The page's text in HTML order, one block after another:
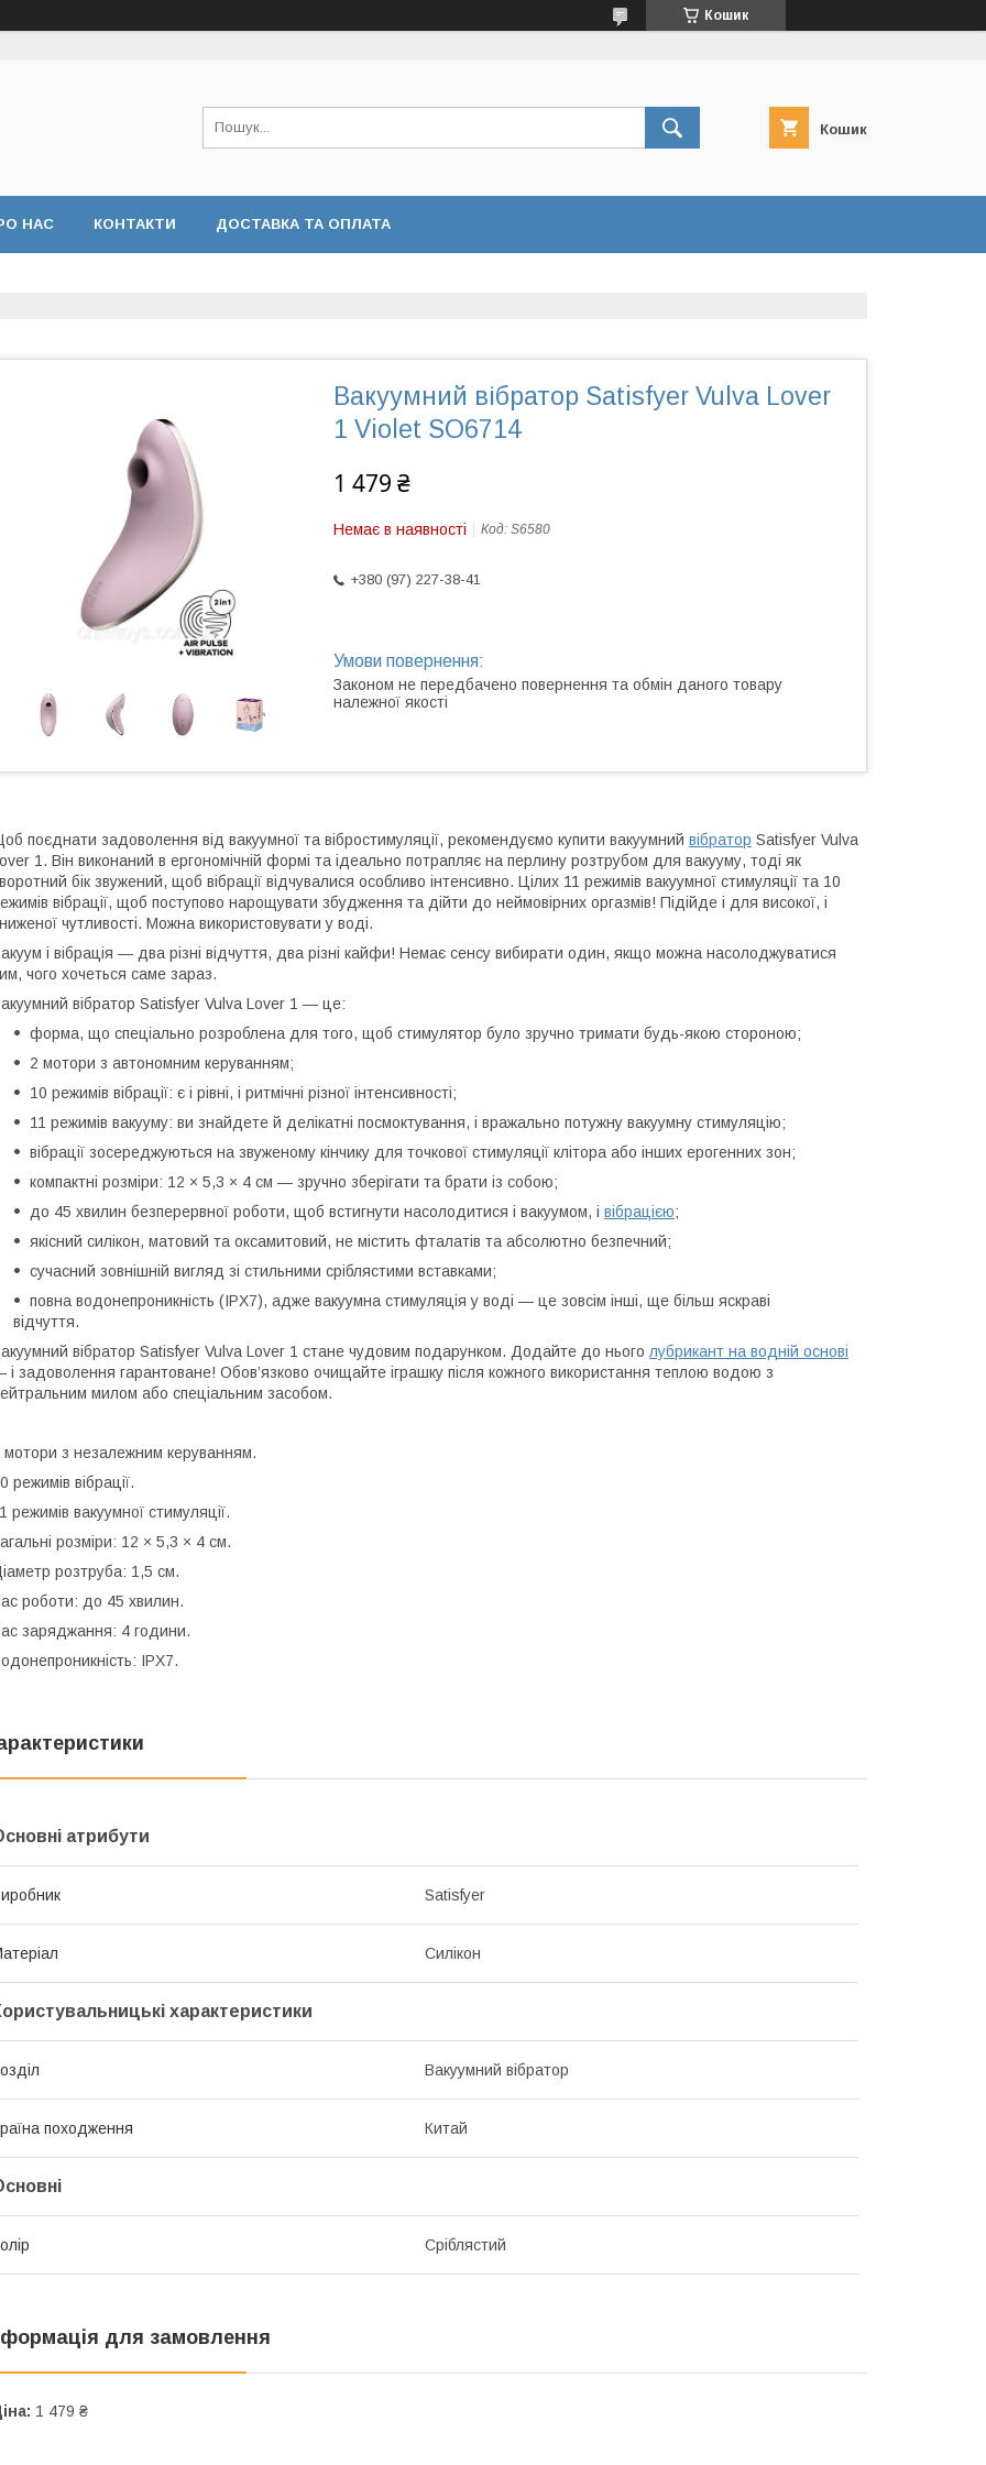
Кошик
Кошик
НАС КОНТАКТИ ДОСТАВКА ТА ОПЛАТА
Вакуумний вібратор Satisfyer Vulva Lover
1 Violet SO6714
1 479 ₴
Немає в наявності Код: S6580
+380 (97) 227-38-41
Законом не передбачено повернення та обмін даного товару
належної якості
поєднати задоволення від вакуумної та вібростимуляції, рекомендуємо купити вакуумний вібратор Satisfyer Vulva
1. Він виконаний в ергономічній формі та ідеально потрапляє на перлину розтрубом для вакууму, тоді як
бік звужений, щоб вібрації відчувалися особливо інтенсивно. Цілих 11 режимів вакуумної стимуляції та 10
вібрації, щоб поступово нарощувати збудження та дійти до неймовірних оргазмів! Підійде і для високої, і
чутливості. Можна використовувати у воді.
і вібрація — два різні відчуття, два різні кайфи! Немає сенсу вибирати один, якщо можна насолоджуватися
чого хочеться саме зараз.
вібратор Satisfyer Vulva Lover 1 — це:
форма, що спеціально розроблена для того, щоб стимулятор було зручно тримати будь-якою стороною;
2 мотори з автономним керуванням;
10 режимів вібрації: є і рівні, і ритмічні різної інтенсивності;
11 режимів вакууму: ви знайдете й делікатні посмоктування, і вражально потужну вакуумну стимуляцію;
вібрації зосереджуються на звуженому кінчику для точкової стимуляції клітора або інших ерогенних зон;
компактні розміри: 12 × 5,3 × 4 см — зручно зберігати та брати із собою;
до 45 хвилин безперервної роботи, щоб встигнути насолодитися і вакуумом, і вібрацією;
якісний силікон, матовий та оксамитовий, не містить фталатів та абсолютно безпечний;
сучасний зовнішній вигляд зі стильними сріблястими вставками;
повна водонепроникність (IPX7), адже вакуумна стимуляція у воді — це зовсім інші, ще більш яскраві
відчуття.
вібратор Satisfyer Vulva Lover 1 стане чудовим подарунком. Додайте до нього лубрикант на водній основі
і задоволення гарантоване! Обов’язково очищайте іграшку після кожного використання теплою водою з
милом або спеціальним засобом.
мотори з незалежним керуванням.
режимів вібрації.
режимів вакуумної стимуляції.
розміри: 12 × 5,3 × 4 см.
розтруба: 1,5 см.
роботи: до 45 хвилин.
заряджання: 4 години.
IPX7.
атрибути
Satisfyer
Силікон
характеристики
Вакуумний вібратор
походження Китай
Сріблястий
для замовлення
1 479 ₴